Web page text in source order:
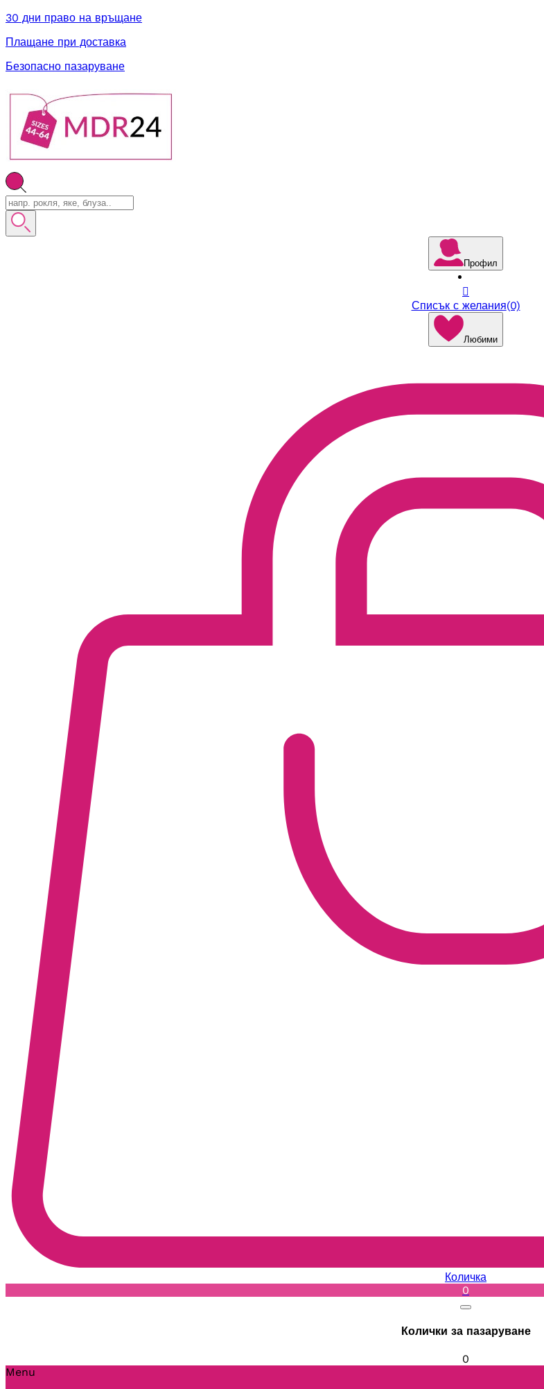
30 дни право на връщане
Плащане при доставка
Безопасно пазаруване
Профил

Списък с желания(0)
Любими
Количка
0
Колички за пазаруване
0
Menu